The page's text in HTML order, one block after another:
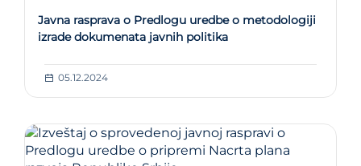
Javna rasprava o Predlogu uredbe o metodologiji
izrade dokumenata javnih politika
05.12.2024